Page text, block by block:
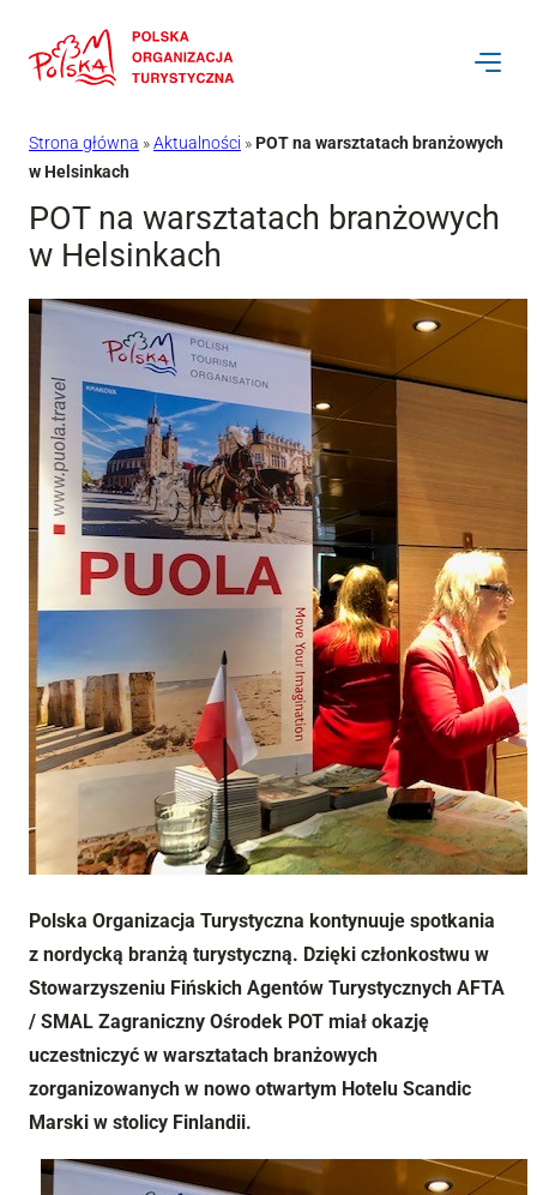
do
Strona główna »Aktualności »POT na warsztatach branżowych
w Helsinkach
POT na warsztatach branżowych
w Helsinkach
Polska Organizacja Turystyczna kontynuuje spotkania
z nordycką branżą turystyczną. Dzięki członkostwu w
Stowarzyszeniu Fińskich Agentów Turystycznych AFTA
/ SMAL Zagraniczny Ośrodek POT miał okazję
uczestniczyć w warsztatach branżowych
zorganizowanych w nowo otwartym Hotelu Scandic
Marski w stolicy Finlandii.